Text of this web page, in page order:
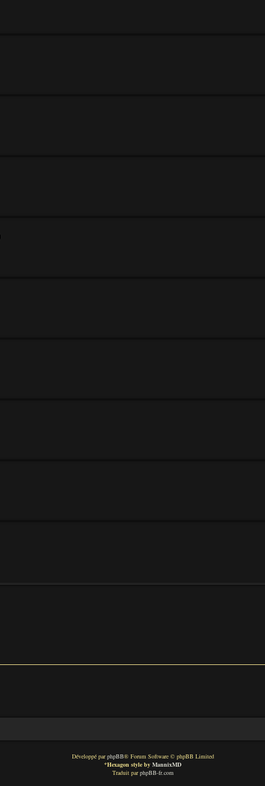
Développé parphpBB® Forum Software © phpBB Limited
*Hexagon style by MannixMD
Traduit parphpBB-fr.com